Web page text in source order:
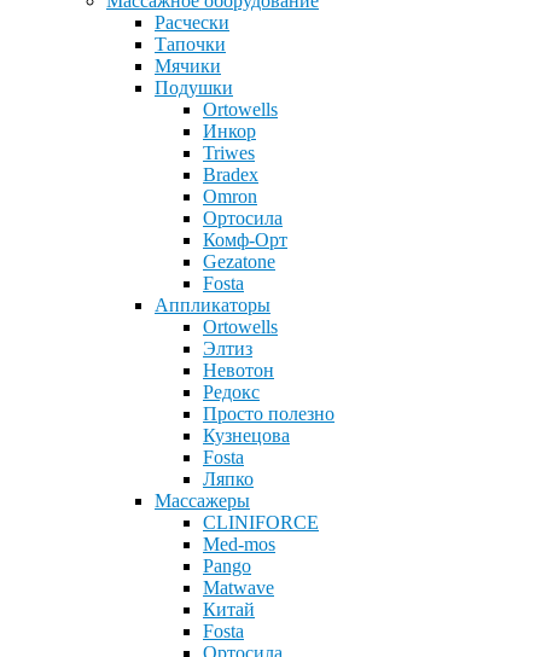
Расчески
Тапочки
Мячики
Подушки
Ortowells
Инкор
Triwes
Bradex
Omron
Ортосила
Комф-Орт
Gezatone
Fosta
Аппликаторы
Ortowells
Элтиз
Невотон
Редокс
Просто полезно
Кузнецова
Fosta
Ляпко
Массажеры
CLINIFORCE
Med-mos
Pango
Matwave
Китай
Fosta
Ортосила